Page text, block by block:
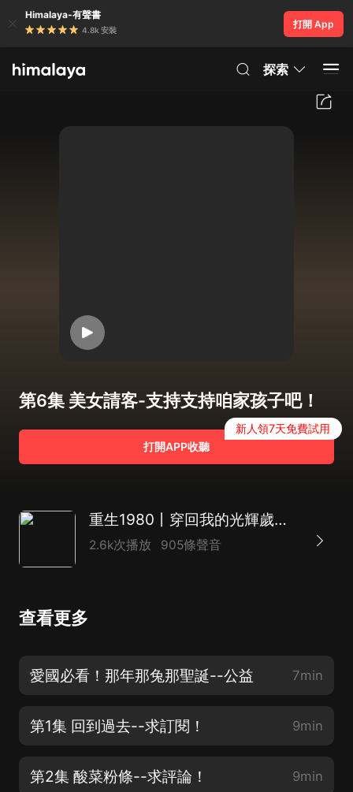
Himalaya-有聲書
4.8k 安裝
打開 App
探索
第6集 美女請客-支持支持咱家孩子吧！
打開APP收聽
新人領7天免費試用
重生1980丨穿回我的光輝歲月丨70年代文丨都市改革開放丨幽默丨商戰創業暴富逆襲
2.6k次播放 905條聲音
查看更多
愛國必看！那年那兔那聖誕--公益 7min
第1集 回到過去--求訂閱！ 9min
第2集 酸菜粉條--求評論！ 9min